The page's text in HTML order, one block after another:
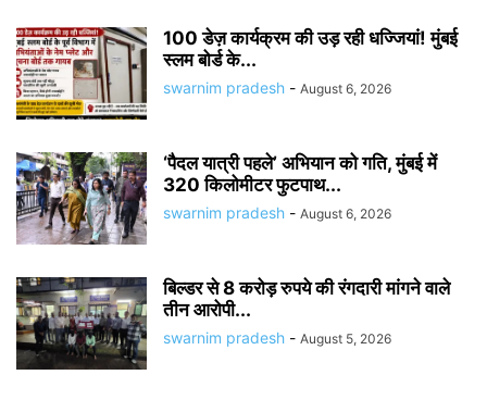
100 डेज़ कार्यक्रम की उड़ रही धज्जियां! मुंबई
स्लम बोर्ड के...
swarnim pradesh - August 6, 2026
‘पैदल यात्री पहले’ अभियान को गति, मुंबई में
320 किलोमीटर फुटपाथ...
swarnim pradesh - August 6, 2026
बिल्डर से 8 करोड़ रुपये की रंगदारी मांगने वाले
तीन आरोपी...
swarnim pradesh - August 5, 2026